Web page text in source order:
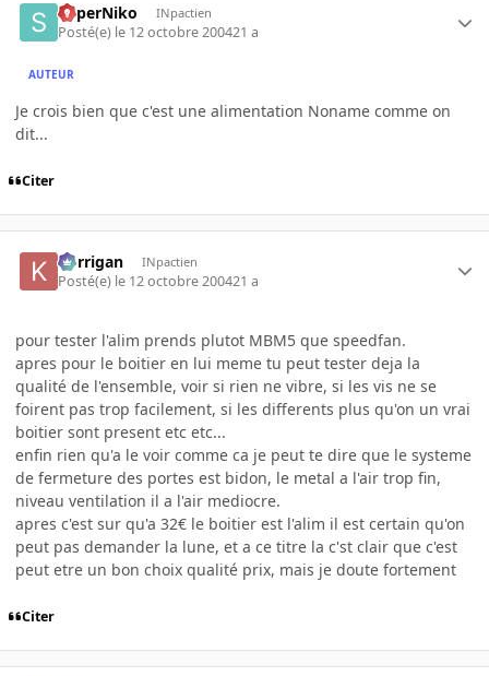
SuperNiko INpactien
Posté(e) le 12 octobre 200421 a
AUTEUR
Je crois bien que c'est une alimentation Noname comme on
dit...
Citer
korrigan INpactien
Posté(e) le 12 octobre 200421 a
pour tester l'alim prends plutot MBM5 que speedfan.
apres pour le boitier en lui meme tu peut tester deja la
qualité de l'ensemble, voir si rien ne vibre, si les vis ne se
foirent pas trop facilement, si les differents plus qu'on un vrai
boitier sont present etc etc...
enfin rien qu'a le voir comme ca je peut te dire que le systeme
de fermeture des portes est bidon, le metal a l'air trop fin,
niveau ventilation il a l'air mediocre.
apres c'est sur qu'a 32€ le boitier est l'alim il est certain qu'on
peut pas demander la lune, et a ce titre la c'st clair que c'est
peut etre un bon choix qualité prix, mais je doute fortement
Citer